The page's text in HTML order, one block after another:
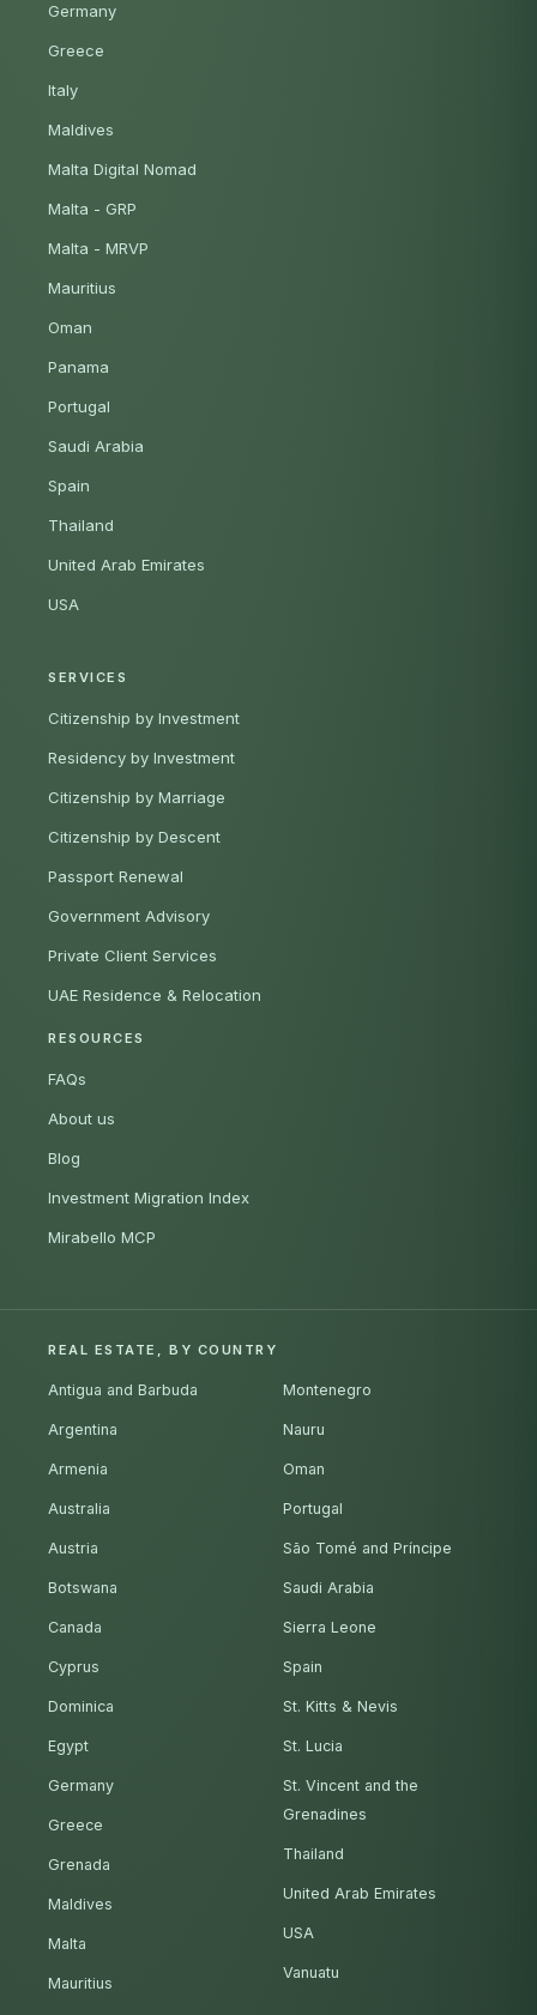
Germany
Greece
Italy
Maldives
Malta Digital Nomad
Malta - GRP
Malta - MRVP
Mauritius
Oman
Panama
Portugal
Saudi Arabia
Spain
Thailand
United Arab Emirates
USA
SERVICES
Citizenship by Investment
Residency by Investment
Citizenship by Marriage
Citizenship by Descent
Passport Renewal
Government Advisory
Private Client Services
UAE Residence & Relocation
RESOURCES
FAQs
About us
Blog
Investment Migration Index
Mirabello MCP
REAL ESTATE, BY COUNTRY
Antigua and Barbuda
Argentina
Armenia
Australia
Austria
Botswana
Canada
Cyprus
Dominica
Egypt
Germany
Greece
Grenada
Maldives
Malta
Mauritius
Montenegro
Nauru
Oman
Portugal
São Tomé and Príncipe
Saudi Arabia
Sierra Leone
Spain
St. Kitts & Nevis
St. Lucia
St. Vincent and the
Grenadines
Thailand
United Arab Emirates
USA
Vanuatu